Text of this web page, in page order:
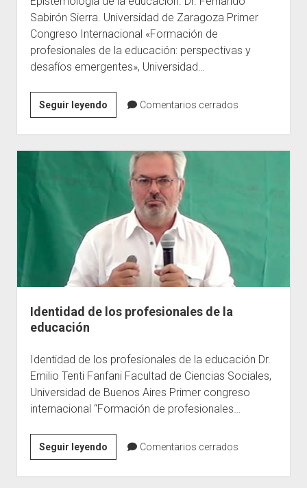
Sabirón Sierra. Universidad de Zaragoza Primer
Congreso Internacional «Formación de
profesionales de la educación: perspectivas y
desafíos emergentes», Universidad…
Seguir leyendoEpistemología
de
la
educación
Comentarios cerrados
Identidad de los profesionales de la
educación
Identidad de los profesionales de la educación Dr.
Emilio Tenti Fanfani Facultad de Ciencias Sociales,
Universidad de Buenos Aires Primer congreso
internacional “Formación de profesionales…
Seguir leyendoIdentidad
de
los
Comentarios cerrados